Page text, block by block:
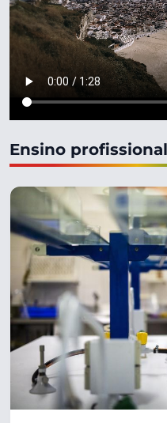
Ensino profissional